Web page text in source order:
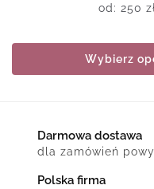
od: 250
Wybierz
Darmowa dostawa
dla zamówień
Polska firma